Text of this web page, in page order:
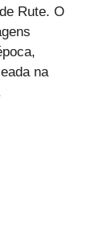
Rute. O
na